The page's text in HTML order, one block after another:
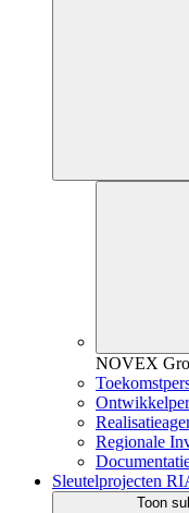
NOVEX
Regionale
Sleutelprojecten
Toon